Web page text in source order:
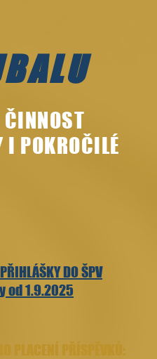
ČINNOST
I POKROČILÉ
DO ŠPV
od 1.9.2025
PLACENÍ PŘÍSPĚVKŮ: